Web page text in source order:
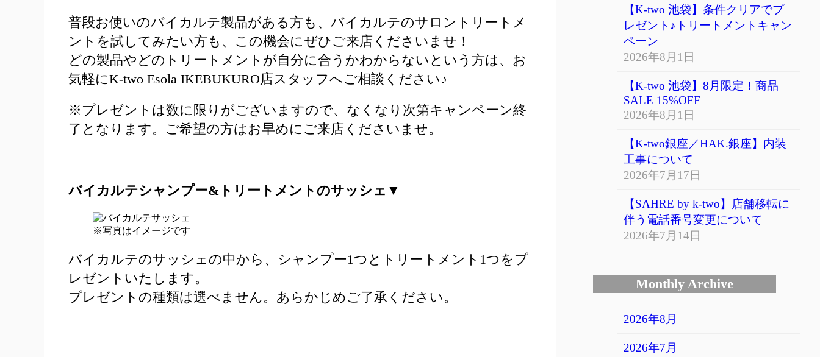
普段お使いのバイカルテ製品がある方も、バイカルテのサロントリートメ
ントを試してみたい方も、この機会にぜひご来店くださいませ！
どの製品やどのトリートメントが自分に合うかわからないという方は、お
気軽にK-two Esola IKEBUKURO店スタッフへご相談ください♪
※プレゼントは数に限りがございますので、なくなり次第キャンペーン終
了となります。ご希望の方はお早めにご来店くださいませ。
バイカルテシャンプー&トリートメントのサッシェ ▼
※写真はイメージです
バイカルテのサッシェの中から、シャンプー1つとトリートメント1つをプ
レゼントいたします。
プレゼントの種類は選べません。あらかじめご了承ください。
【K-two 池袋】条件クリアでプ
レゼント♪トリートメントキャン
ペーン
2026年8月1日
【K-two 池袋】8月限定！商品
SALE 15%OFF
2026年8月1日
【K-two銀座／HAK.銀座】内装
工事について
2026年7月17日
【SAHRE by k-two】店舗移転に
伴う電話番号変更について
2026年7月14日
Monthly Archive
2026年8月
2026年7月